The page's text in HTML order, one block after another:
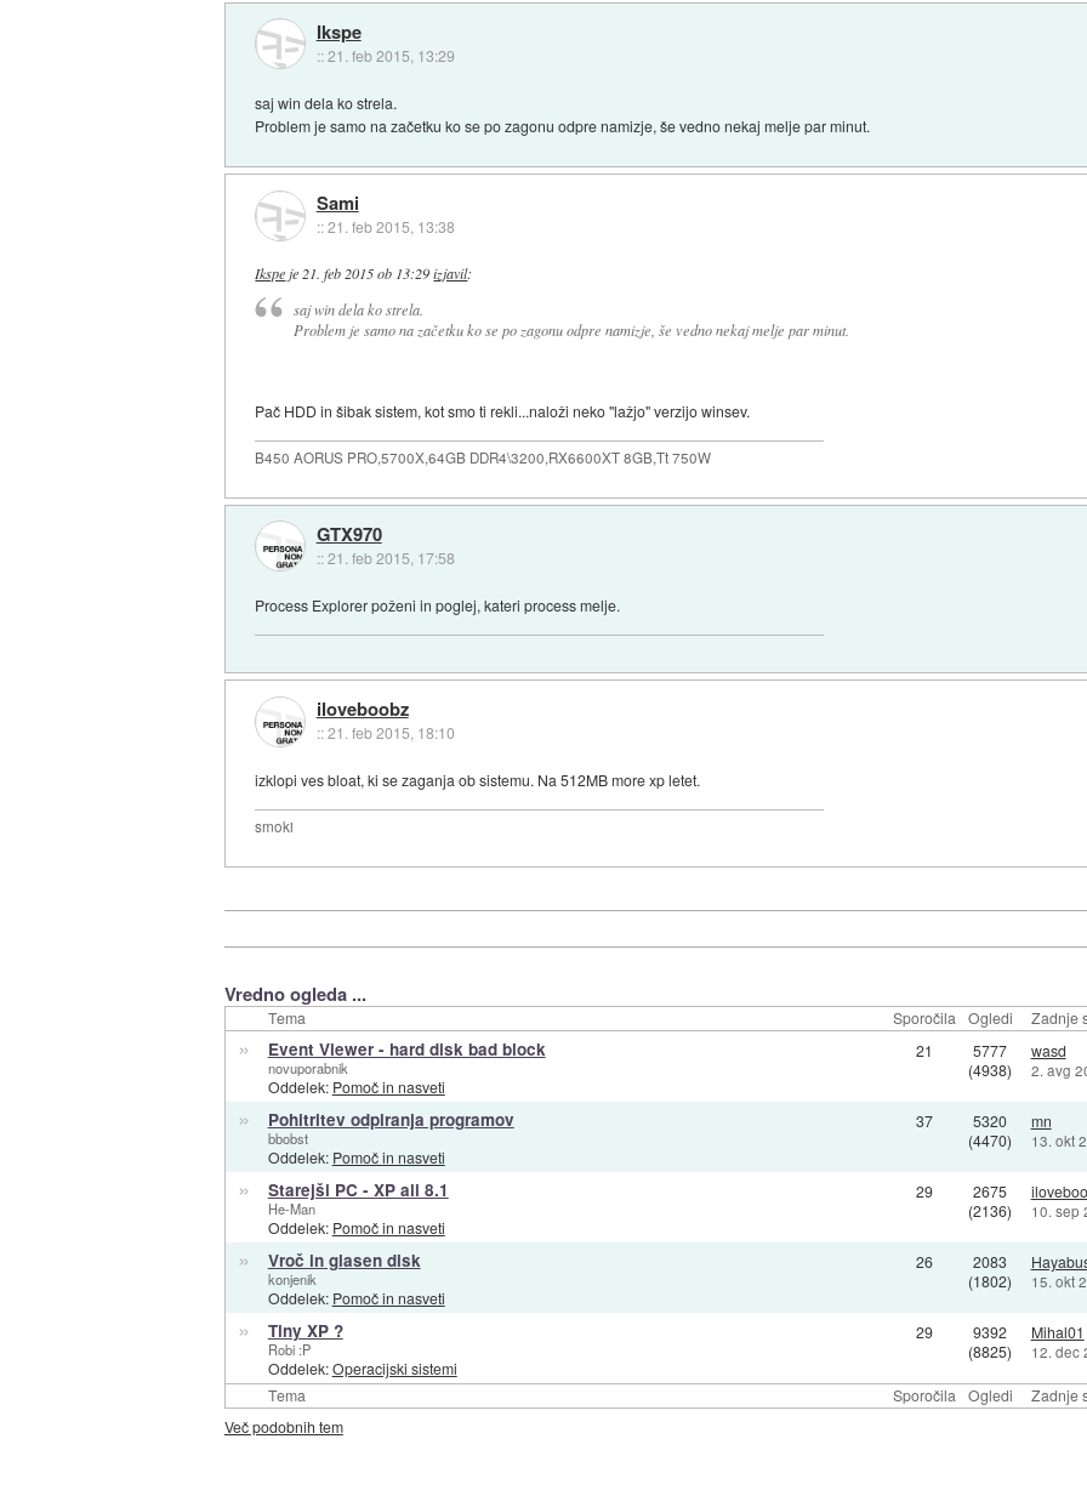
Ikspe
::21. feb 2015, 13:29
saj win dela ko strela.
Problem je samo na začetku ko se po zagonu odpre namizje, še vedno nekaj melje par minut.
Sami
::21. feb 2015, 13:38
Ikspe je 21. feb 2015 ob 13:29 izjavil:
saj win dela ko strela.
Problem je samo na začetku ko se po zagonu odpre namizje, še vedno nekaj melje par minut.
Pač HDD in šibak sistem, kot smo ti rekli...naloži neko "lažjo" verzijo winsev.
B450 AORUS PRO,5700X,64GB DDR4\3200,RX6600XT 8GB,Tt 750W
GTX970
::21. feb 2015, 17:58
Process Explorer poženi in poglej, kateri process melje.
iloveboobz
::21. feb 2015, 18:10
izklopi ves bloat, ki se zaganja ob sistemu. Na 512MB more xp letet.
smoki
Vredno ogleda ...
Tema Sporočila Ogledi Zadnje
Tema Sporočila Ogledi Zadnje
» Event Viewer - hard disk bad block
novuporabnik
Oddelek: Pomoč in nasveti
21
5777
(4938)
wasd
2. avg
» Pohitritev odpiranja programov
bbobst
Oddelek: Pomoč in nasveti
37
5320
(4470)
mn
13. okt
» Starejši PC - XP ali 8.1
He-Man
Oddelek: Pomoč in nasveti
29
2675
(2136)
10. sep
» Vroč in glasen disk
konjenik
Oddelek: Pomoč in nasveti
26
2083
(1802)
15. okt
» Tiny XP ?
Robi :P
Oddelek:Operacijski sistemi
29
9392
(8825)
Mihal01
12. dec
Več podobnih tem